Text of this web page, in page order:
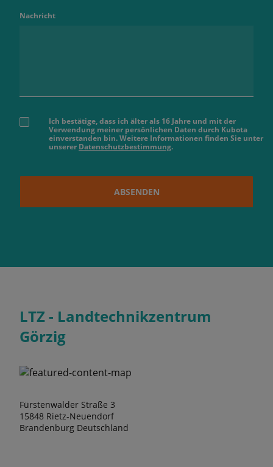
Nachricht
Ich bestätige, dass ich älter als 16 Jahre und mit der
Verwendung meiner persönlichen Daten durch Kubota
einverstanden bin. Weitere Informationen finden Sie unter
unserer Datenschutzbestimmung.
ABSENDEN
LTZ - Landtechnikzentrum
Görzig
Fürstenwalder Straße 3
15848 Rietz-Neuendorf
Brandenburg Deutschland